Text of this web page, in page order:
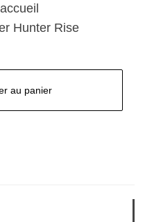
Hunter Rise
au panier